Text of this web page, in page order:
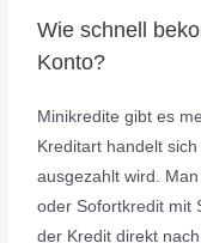
Wie schnell
Konto?
Minikredite gibt es
Kreditart handelt
ausgezahlt wird.
oder Sofortkredit mit
der Kredit direkt